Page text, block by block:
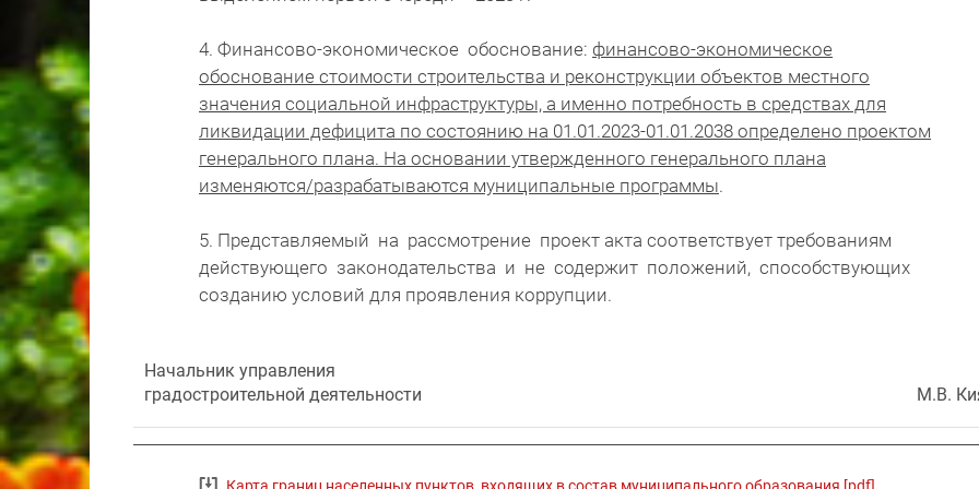
4. Финансово-экономическое обоснование: финансово-экономическое
обоснование стоимости строительства и реконструкции объектов местного
значения социальной инфраструктуры, а именно потребность в средствах для
ликвидации дефицита по состоянию на 01.01.2023-01.01.2038 определено проектом
генерального плана. На основании утвержденного генерального плана
изменяются/разрабатываются муниципальные программы.
5. Представляемый на рассмотрение проект акта соответствует требованиям
действующего законодательства и не содержит положений, способствующих
созданию условий для проявления коррупции.
Начальник управления
градостроительной деятельности
М.В.